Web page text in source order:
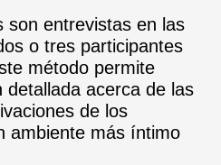
son entrevistas en las
o tres participantes
método permite
detallada acerca de las
de los
ambiente más íntimo